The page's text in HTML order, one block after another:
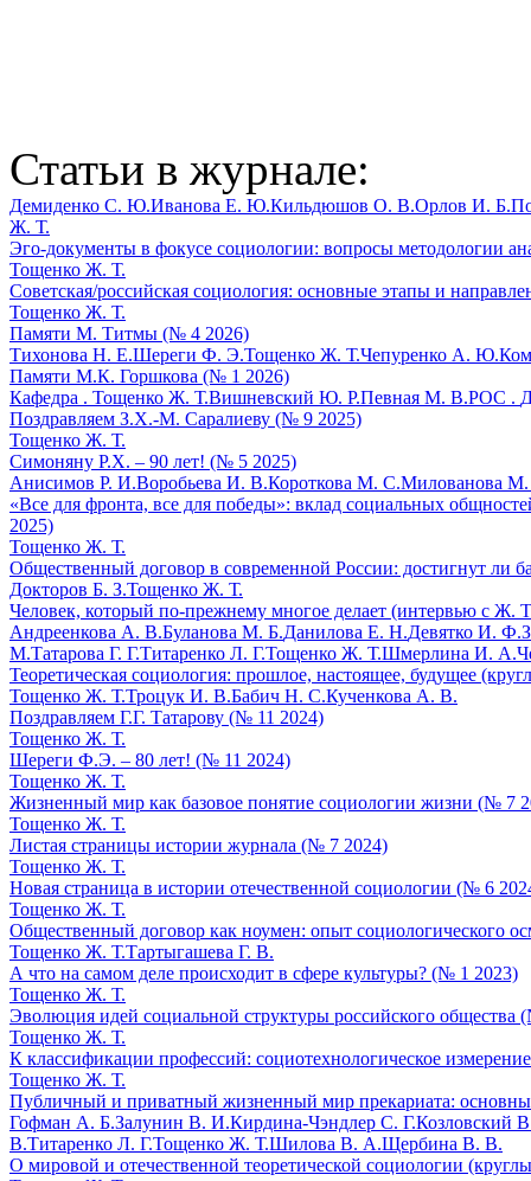
Статьи в журнале:
Демиденко С. Ю.Иванова Е. Ю.Кильдюшов О. В.Орлов И. Б.
Ж. Т.
Эго-документы в фокусе социологии: вопросы методологии
Тощенко Ж. Т.
Советская/российская социология: основные этапы и
Тощенко Ж. Т.
Памяти М. Титмы (№ 4 2026)
Тихонова Н. Е.Шереги Ф. Э.Тощенко Ж. Т.Чепуренко А. Ю.
Памяти М.К. Горшкова (№ 1 2026)
Кафедра . Тощенко Ж. Т.Вишневский Ю. Р.Певная М. В.РОС .
Поздравляем З.Х.-М. Саралиеву (№ 9 2025)
Тощенко Ж. Т.
Симоняну Р.Х. – 90 лет! (№ 5 2025)
Анисимов Р. И.Воробьева И. В.Короткова М. С.Милованова
«Все для фронта, все для победы»: вклад социальных
2025)
Тощенко Ж. Т.
Общественный договор в современной России: достигнут ли
Докторов Б. З.Тощенко Ж. Т.
Человек, который по-прежнему многое делает (интервью с Ж.
Андреенкова А. В.Буланова М. Б.Данилова Е. Н.Девятко И. Ф.
М.Татарова Г. Г.Титаренко Л. Г.Тощенко Ж. Т.Шмерлина И. А.
Теоретическая социология: прошлое, настоящее, будущее
Тощенко Ж. Т.Троцук И. В.Бабич Н. С.Кученкова А. В.
Поздравляем Г.Г. Татарову (№ 11 2024)
Тощенко Ж. Т.
Шереги Ф.Э. – 80 лет! (№ 11 2024)
Тощенко Ж. Т.
Жизненный мир как базовое понятие социологии жизни (№ 7
Тощенко Ж. Т.
Листая страницы истории журнала (№ 7 2024)
Тощенко Ж. Т.
Новая страница в истории отечественной социологии (№ 6
Тощенко Ж. Т.
Общественный договор как ноумен: опыт социологического
Тощенко Ж. Т.Тартыгашева Г. В.
А что на самом деле происходит в сфере культуры? (№ 1 2023)
Тощенко Ж. Т.
Эволюция идей социальной структуры российского общества
Тощенко Ж. Т.
К классификации профессий: социотехнологическое
Тощенко Ж. Т.
Публичный и приватный жизненный мир прекариата:
Гофман А. Б.Залунин В. И.Кирдина-Чэндлер С. Г.Козловский
В.Титаренко Л. Г.Тощенко Ж. Т.Шилова В. А.Щербина В. В.
О мировой и отечественной теоретической социологии